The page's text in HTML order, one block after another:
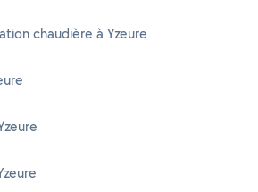
chaudière à Yzeure